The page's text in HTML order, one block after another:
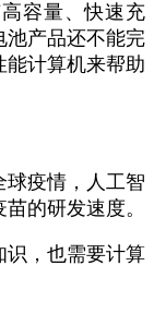
容量、快速充
池产品还不能完
能计算机来帮助
球疫情，人工智
的研发速度。
识，也需要计算